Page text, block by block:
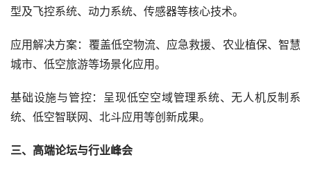
型及飞控系统、动力系统、传感器等核心技术。
应用解决方案：覆盖低空物流、应急救援、农业植保、智慧
城市、低空旅游等场景化应用。
基础设施与管控：呈现低空空域管理系统、无人机反制系
统、低空智联网、北斗应用等创新成果。
三、高端论坛与行业峰会